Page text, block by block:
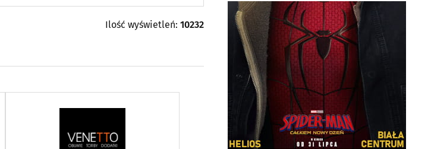
Ilość wyświetleń: 10232